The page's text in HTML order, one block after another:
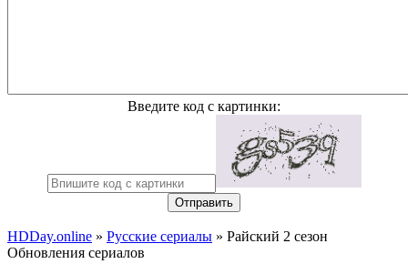
Введите код с картинки:
Отправить
HDDay.online » Русские сериалы » Райский 2 сезон
Обновления сериалов